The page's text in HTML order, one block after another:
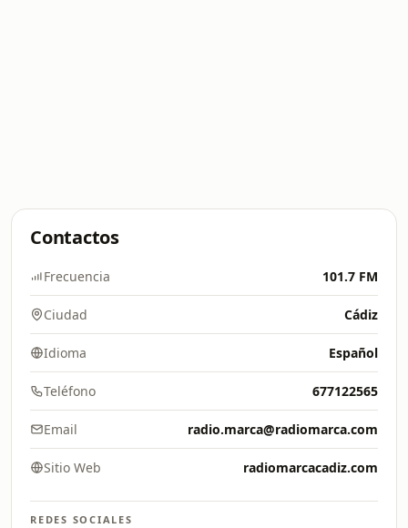
Contactos
Frecuencia 101.7 FM
Ciudad Cádiz
Idioma Español
Teléfono 677122565
Email radio.marca@radiomarca.com
Sitio Web radiomarcacadiz.com
REDES SOCIALES